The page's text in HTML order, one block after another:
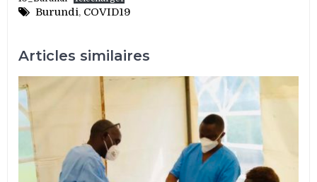
Burundi, COVID19
Articles similaires